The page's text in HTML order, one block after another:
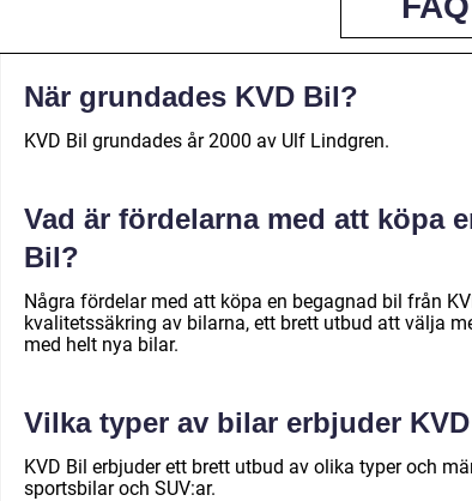
När grundades KVD Bil?
KVD Bil grundades år 2000 av Ulf Lindgren.
Vad är fördelarna med att köpa
Bil?
Några fördelar med att köpa en begagnad bil från
kvalitetssäkring av bilarna, ett brett utbud att välja
med helt nya bilar.
Vilka typer av bilar erbjuder
KVD Bil erbjuder ett brett utbud av olika typer och
sportsbilar och SUV:ar.